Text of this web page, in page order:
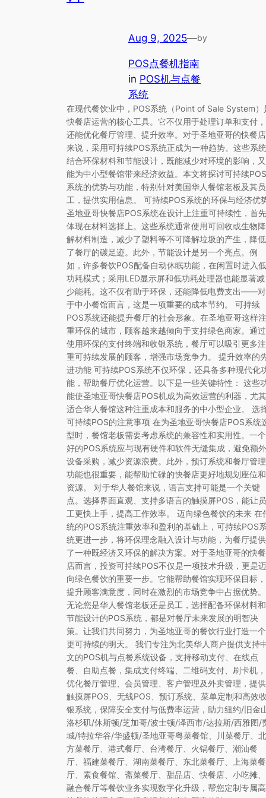
Aug 9, 2025—by
POS点餐机指南
in POS机与点餐
系统
在现代餐饮业中，POS系统（Point of Sale System）
快餐店运营的核心工具。它不仅用于处理订单和支付，
还能优化餐厅管理、提升效率。对于圣地亚哥的快餐店
来说，采用可持续POS系统正成为一种趋势。这些系统
结合环保材料和节能设计，既能减少对环境的影响，又
能为中小型餐馆带来经济效益。本文将探讨可持续POS
系统的优势与功能，特别针对美国华人餐馆老板及其员
工，提供实用信息。 可持续POS系统的环保与经济优
圣地亚哥快餐店POS系统在设计上注重可持续性，首先
体现在材料选择上。这些系统通常使用可回收或生物降
解材料制造，减少了塑料等不可降解垃圾的产生，降低
了餐厅的碳足迹。此外，节能设计是另一个亮点。例
如，许多餐饮POS配备自动休眠功能，在闲置时进入低
功耗模式；采用LED显示屏和低功耗处理器也能显著减
少能耗。这不仅有助于环保，还能降低电费支出——对
于中小餐馆而言，这是一项重要的成本节约。 可持续
POS系统还能提升餐厅的社会形象。在圣地亚哥这样注
重环保的城市，顾客越来越倾向于支持绿色商家。通过
使用环保的支付终端和收银系统，餐厅可以吸引更多注
重可持续发展的顾客，增强市场竞争力。 提升效率的
进功能 可持续POS系统不仅环保，还具备多种现代化
能，帮助餐厅优化运营。以下是一些关键特性： 这些
能使圣地亚哥快餐店POS机成为高效运营的利器，尤其
适合华人餐馆这种注重成本和服务的中小型企业。 选
可持续POS的注意事项 在为圣地亚哥快餐店POS系统
型时，餐馆老板需要考虑系统的兼容性和实用性。一个
好的POS系统应与现有硬件和软件无缝集成，避免额外
设备采购，减少资源浪费。此外，预订系统和餐厅管理
功能也很重要，能帮助忙碌的快餐店更好地规划座位和
资源。 对于华人餐馆来说，语言支持可能是一个关键
点。选择界面直观、支持多语言的触摸屏POS，能让员
工更快上手，提高工作效率。 迈向绿色餐饮的未来 在
统的POS系统注重效率和盈利的基础上，可持续POS
统更进一步，将环保理念融入设计与功能，为餐厅提供
了一种既经济又环保的解决方案。对于圣地亚哥的快餐
店而言，投资可持续POS不仅是一项技术升级，更是迈
向绿色餐饮的重要一步。它能帮助餐馆实现环保目标，
提升顾客满意度，同时在激烈的市场竞争中占据优势。
无论您是华人餐馆老板还是员工，选择配备环保材料和
节能设计的POS系统，都是对餐厅未来发展的明智决
策。让我们共同努力，为圣地亚哥的餐饮行业打造一个
更可持续的明天。 我们专注为北美华人商户提供支持
文的POS机与点餐系统设备，支持移动支付、在线点
餐、自助点餐，集成支付终端、二维码支付、刷卡机，
优化餐厅管理、会员管理、客户管理及外卖管理，提供
触摸屏POS、无线POS、预订系统、菜单定制和高效
银系统，保障安全支付与低费率运营，助力纽约/旧金
洛杉矶/休斯顿/芝加哥/波士顿/泽西市/达拉斯/西雅图/
城/特拉华谷/华盛顿/圣地亚哥粤菜餐馆、川菜餐厅、北
方菜餐厅、港式餐厅、台湾餐厅、火锅餐厅、潮汕餐
厅、福建菜餐厅、湖南菜餐厅、东北菜餐厅、上海菜餐
厅、素食餐馆、斋菜餐厅、甜品店、快餐店、小吃摊、
融合餐厅等餐饮业务实现数字化升级，帮您定制专属高